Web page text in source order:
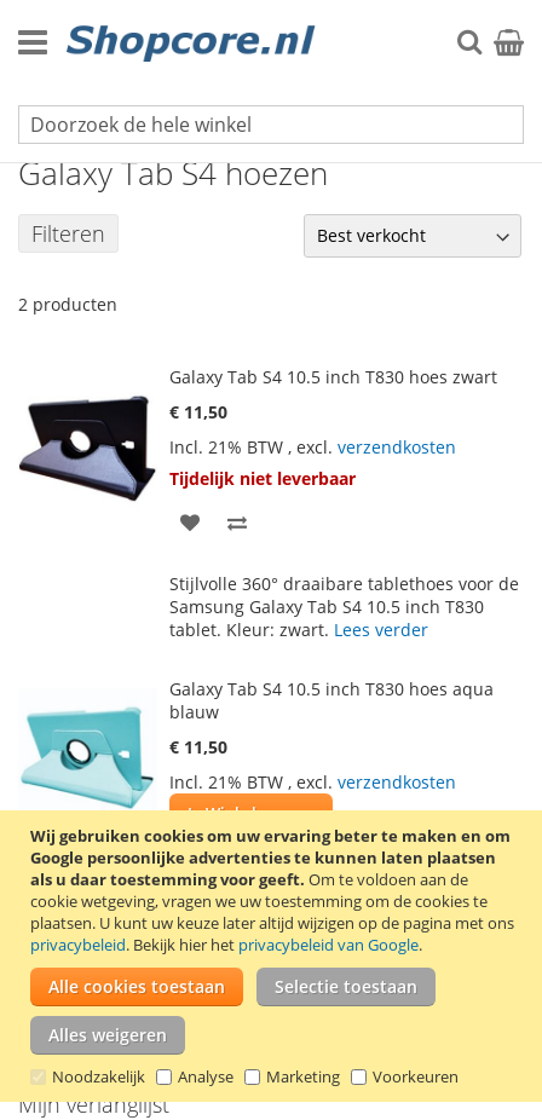
Wij gebruiken cookies om uw ervaring beter te maken en om
Google persoonlijke advertenties te kunnen laten plaatsen
als u daar toestemming voor geeft. Om te voldoen aan de
cookie wetgeving, vragen we uw toestemming om de cookies te
plaatsen. U kunt uw keuze later altijd wijzigen op de pagina met ons
privacybeleid. Bekijk hier het privacybeleid van Google.
Alle cookies toestaan Selectie toestaan
Alles weigeren
Noodzakelijk Analyse Marketing Voorkeuren
naar
de
Zoek
Galaxy Tab serie
Galaxy Tab S4 hoezen
Filteren
2 producten
Galaxy Tab S4 10.5 inch T830 hoes zwart
€ 11,50
Incl. 21% BTW , excl. verzendkosten
Tijdelijk niet leverbaar
VOEG
AAN TE
Stijlvolle 360° draaibare tablethoes voor de
Samsung Galaxy Tab S4 10.5 inch T830
tablet. Kleur: zwart. Lees verder
Galaxy Tab S4 10.5 inch T830 hoes aqua
blauw
€ 11,50
Incl. 21% BTW , excl. verzendkosten
In Winkelwagen
VOEG
TOE
AAN
VERLANGLIJST
TOEVOEGEN
OM
TE
VERGELIJKEN
Stijlvolle 360° draaibare tablethoes voor de
Samsung Galaxy Tab S4 10.5 inch T830
tablet. Kleur: aqua blauw.Lees verder
Mijn verlanglijst